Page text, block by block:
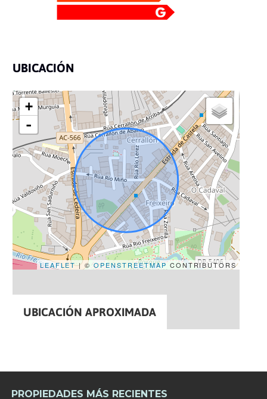
UBICACIÓN
+
-
LEAFLET| ©OPENSTREETMAPCONTRIBUTORS
UBICACIÓN APROXIMADA
PROPIEDADES MÁS RECIENTES